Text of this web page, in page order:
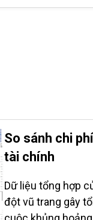
So sánh chi
tài chính
Dữ liệu tổng hợp
đột vũ trang gây